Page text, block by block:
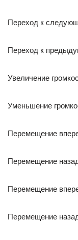
Переход к
Переход к
Увеличение
Уменьшение
Перемещение
Перемещение
Перемещение
Перемещение